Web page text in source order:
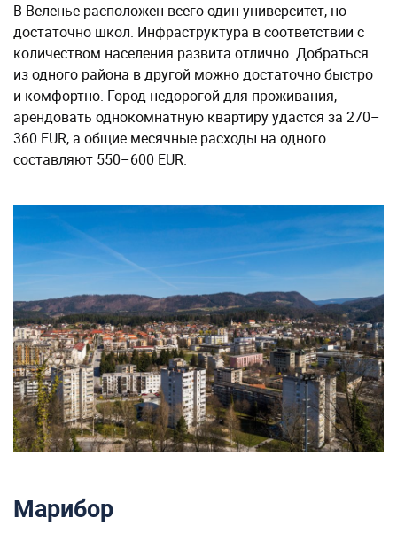
В Веленье расположен всего один университет, но
достаточно школ. Инфраструктура в соответствии с
количеством населения развита отлично. Добраться
из одного района в другой можно достаточно быстро
и комфортно. Город недорогой для проживания,
арендовать однокомнатную квартиру удастся за 270–
360 EUR, а общие месячные расходы на одного
составляют 550–600 EUR.
Марибор